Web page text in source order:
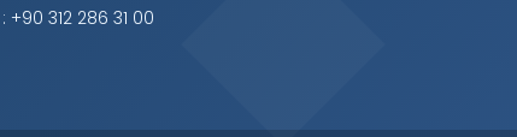
312 286 31 00